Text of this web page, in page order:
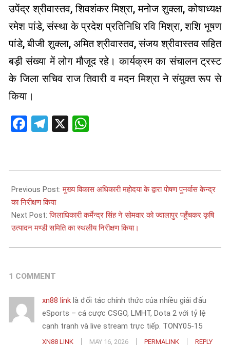
उपेंद्र श्रीवास्तव, शिवशंकर मिश्रा, मनोज शुक्ला, कोषाध्यक्ष
रमेश पांडे, संस्था के प्रदेश प्रतिनिधि रवि मिश्रा, शशि भूषण
पांडे, बीजी शुक्ला, अमित श्रीवास्तव, संजय श्रीवास्तव सहित
बड़ी संख्या में लोग मौजूद रहे। कार्यक्रम का संचालन ट्रस्ट
के जिला सचिव राज तिवारी व मदन मिश्रा ने संयुक्त रूप से
किया।
Facebook
Telegram
X
02-
02
Previous Post:मुख्य विकास अधिकारी महोदया के द्वारा पोषण पुनर्वास केन्द्र
का निरीक्षण किया
Next Post:जिलाधिकारी कर्मेन्द्र सिंह ने सोमवार को ज्वालापुर पहुँचकर कृषि
उत्पादन मण्डी समिति का स्थलीय निरीक्षण किया।
1 COMMENT
xn88 link là đối tác chính thức của nhiều giải đấu
eSports – cá cược CSGO, LMHT, Dota 2 với tỷ lệ
cạnh tranh và live stream trực tiếp. TONY05-15
XN88 LINK MAY 16, 2026 PERMALINK REPLY